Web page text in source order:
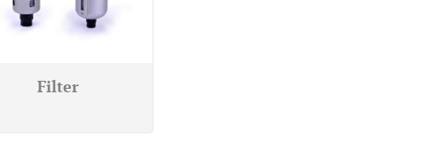
Filter